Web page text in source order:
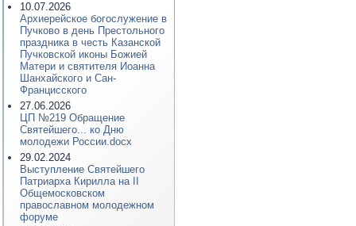
10.07.2026
Архиерейское богослужение в
Пучково в день Престольного
праздника в честь Казанской
Пучковской иконы Божией
Матери и святителя Иоанна
Шанхайского и Сан-
Францисского
27.06.2026
ЦП №219 Обращение
Святейшего... ко Дню
молодежи России.docx
29.02.2024
Выступление Святейшего
Патриарха Кирилла на II
Общемосковском
православном молодежном
форуме